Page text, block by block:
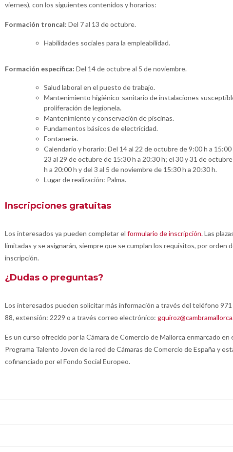
viernes), con los siguientes contenidos y horarios:
Formación troncal: Del 7 al 13 de octubre.
Habilidades sociales para la empleabilidad.
Formación específica: Del 14 de octubre al 5 de noviembre.
Salud laboral en el puesto de trabajo.
Mantenimiento higiénico-sanitario de instalaciones
proliferación de legionela.
Mantenimiento y conservación de piscinas.
Fundamentos básicos de electricidad.
Fontanería.
Calendario y horario: Del 14 al 22 de octubre de 9:00 h a 15:00
23 al 29 de octubre de 15:30 h a 20:30 h; el 30 y 31 de
h a 20:00 h y del 3 al 5 de noviembre de 15:30 h a 20:30 h.
Lugar de realización: Palma.
Inscripciones gratuitas
Los interesados ya pueden completar el formulario de inscripción.Las
limitadas y se asignarán, siempre que se cumplan los requisitos, por orden
inscripción.
¿Dudas o preguntas?
Los interesados pueden solicitar más información a través del teléfono 971
88, extensión: 2229 o a través correo electrónico:
Es un curso ofrecido por la Cámara de Comercio de Mallorca enmarcado en
Programa Talento Joven de la red de Cámaras de Comercio de España y
cofinanciado por el Fondo Social Europeo.